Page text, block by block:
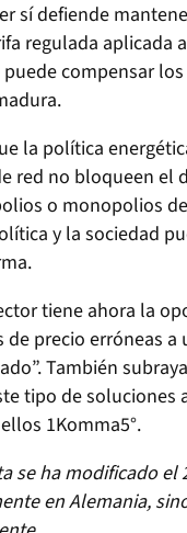
sí defiende
regulada aplicada
compensar
la política
red no bloqueen el
o monopolios
y la sociedad
tiene ahora la
de precio erróneas
También
tipo de soluciones
1Komma5°.
se ha modificado el
en Alemania,